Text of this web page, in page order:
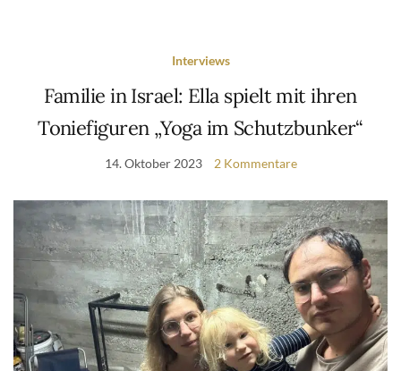
Interviews
Familie in Israel: Ella spielt mit ihren
Toniefiguren „Yoga im Schutzbunker“
14. Oktober 2023 2 Kommentare